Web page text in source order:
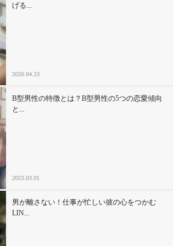
げる...
2020.04.23
B型男性の特徴とは？B型男性の5つの恋愛傾向
と...
2023.03.01
男が離さない！仕事が忙しい彼の心をつかむ
LIN...